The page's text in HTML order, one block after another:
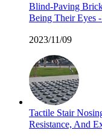
Blind-Paving
Being Their Eyes
2023/11/09
Tactile Stair
Resistance, And